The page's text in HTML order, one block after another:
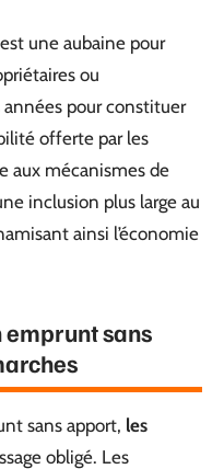
une aubaine pour
ou
pour constituer
offerte par les
aux mécanismes de
inclusion plus large au
ainsi l’économie
emprunt sans
sans apport, les
obligé. Les